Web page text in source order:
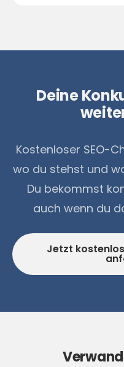
Deine
Kostenloser SEO-
wo du stehst und
Du bekommst
auch wenn du
Jetzt